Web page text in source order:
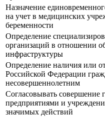
Назначение
на учет в медицинских
беременности
Определение
организаций в отношении
инфраструктуры
Определение наличия или
Российской Федерации
несовершеннолетним
Согласовывать совершение
предприятиями и
значимых действий